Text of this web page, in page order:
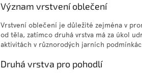
Význam vrstvení oblečení
Vrstvení oblečení je důležité zejména v
od těla, zatímco druhá vrstva má za úkol
aktivitách v různorodých jarních
Druhá vrstva pro pohodlí